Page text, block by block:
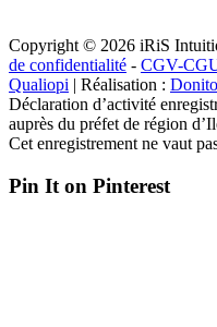
Copyright © 2026 iRiS
de confidentialité - CGV-
Qualiopi | Réalisation :
Déclaration d’activité
auprès du préfet de région
Cet enregistrement ne vaut
Pin It on Pinterest